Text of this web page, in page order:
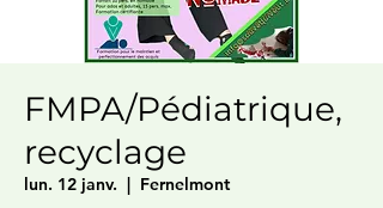
FMPA/Pédiatrique,
recyclage
lun. 12 janv.
  |
Fernelmont